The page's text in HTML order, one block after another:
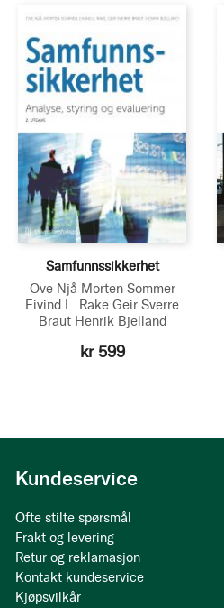
Samfunnssikkerhet
Ove Njå Morten Sommer
Eivind L. Rake Geir Sverre
Braut Henrik Bjelland
kr 599
Kundeservice
Ofte stilte spørsmål
Frakt og levering
Retur og reklamasjon
Kontakt kundeservice
Kjøpsvilkår